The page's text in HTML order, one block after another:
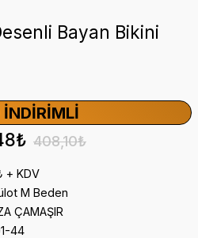
Bayan Bikini
408,10₺
+ KDV
M Beden
ÇAMAŞIR
44